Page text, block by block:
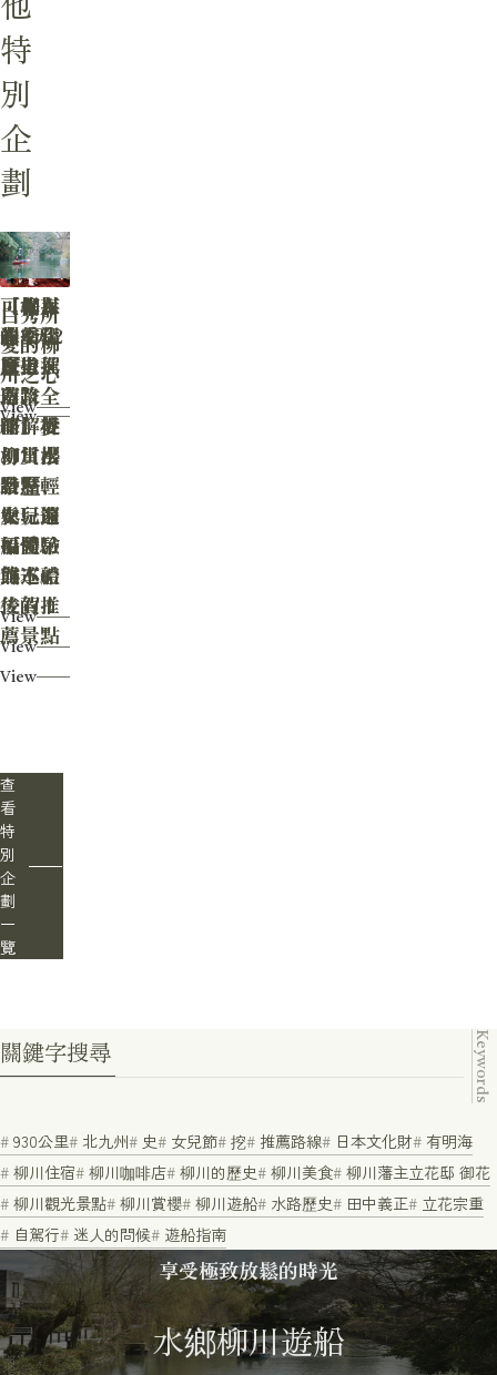
特
別
企
劃
白秀所
愛的柳
川之心
View
可保存
的文化
歷史
View
【柳川
春季一
日遊推
薦路
線】夢
幻賞櫻
景點、
女兒節
可愛吊
飾巡禮
View
【北九
州3天2
夜自駕
遊攻
略】從
柳川出
發～輕
鬆玩遍
福岡、
熊本、
佐賀！
View
【柳川
遊船深
度指
南】全
面解析
柳川水
路歷
史、遊
船體驗
與下船
後的推
薦景點
View
關鍵字搜尋 Keywords
930公里 北九州 史 女兒節 挖 推薦路線 日本文化財
有明海
柳川住宿
柳川咖啡店 柳川的歷史 柳川美食 柳川藩主立花邸 御花
柳川觀光景點 柳川賞櫻 柳川遊船 水路歷史 田中義正
立花宗重
自駕行
迷人的問候 遊船指南
查
看
特
別
企
劃
一
覽
享受極致放鬆的時光
水鄉柳川遊船